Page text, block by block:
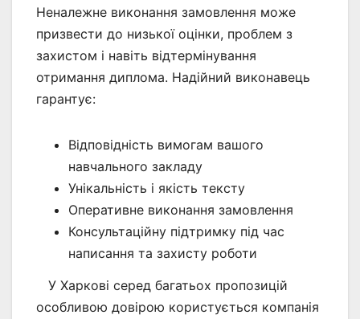
Неналежне виконання замовлення може
призвести до низької оцінки, проблем з
захистом і навіть відтермінування
отримання диплома. Надійний виконавець
гарантує:
Відповідність вимогам вашого
навчального закладу
Унікальність і якість тексту
Оперативне виконання замовлення
Консультаційну підтримку під час
написання та захисту роботи
У Харкові серед багатьох пропозицій
особливою довірою користується компанія